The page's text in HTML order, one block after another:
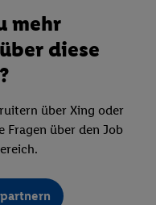
mehr
diese
über Xing oder
Fragen über den Job